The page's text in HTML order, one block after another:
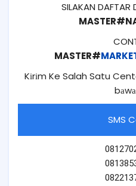
SILAKAN DAFTAR
MASTER#
Kіrіm Ke Salah Satu
SMS